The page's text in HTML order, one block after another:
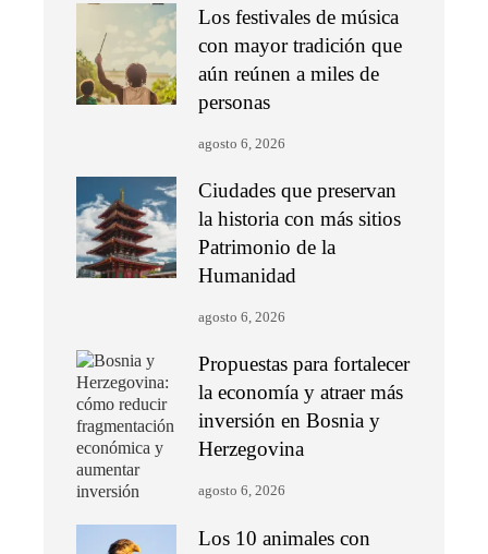
Los festivales de música
con mayor tradición que
aún reúnen a miles de
personas
agosto 6, 2026
Ciudades que preservan
la historia con más sitios
Patrimonio de la
Humanidad
agosto 6, 2026
Propuestas para fortalecer
la economía y atraer más
inversión en Bosnia y
Herzegovina
agosto 6, 2026
Los 10 animales con